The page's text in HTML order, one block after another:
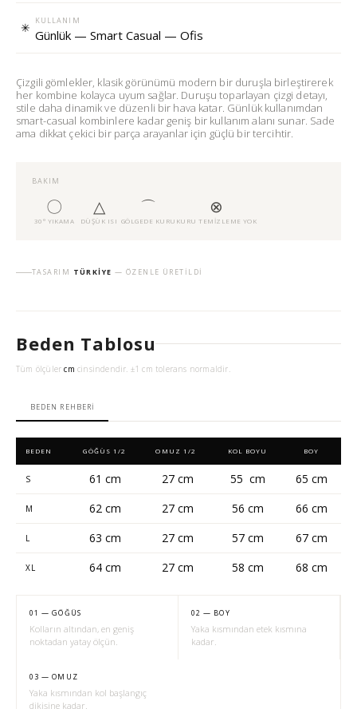
✳ KULLANIM
Günlük — Smart Casual — Ofis
Çizgili gömlekler, klasik görünümü modern bir duruşla birleştirerek
her kombine kolayca uyum sağlar. Duruşu toparlayan çizgi detayı,
stile daha dinamik ve düzenli bir hava katar. Günlük kullanımdan
smart-casual kombinlere kadar geniş bir kullanım alanı sunar. Sade
ama dikkat çekici bir parça arayanlar için güçlü bir tercihtir.
BAKIM
〇
30° YIKAMA
△
DÜŞÜK ISI
⌒
GÖLGEDE KURU
⊗
KURU TEMIZLEME YOK
TASARIM TÜRKIYE — ÖZENLE ÜRETILDI
Beden Tablosu
Tüm ölçülercm cinsindendir. ±1 cm tolerans normaldir.
BEDEN REHBERI
BEDEN GÖĞÜS 1/2 OMUZ 1/2 KOL BOYU BOY
S 61 cm 27 cm 55 cm 65 cm
M 62 cm 27 cm 56 cm 66 cm
L 63 cm 27 cm 57 cm 67 cm
XL 64 cm 27 cm 58 cm 68 cm
01 — GÖĞÜS
Kolların altından, en geniş
noktadan yatay ölçün.
02 — BOY
Yaka kısmından etek kısmına
kadar.
03 — OMUZ
Yaka kısmından kol başlangıç
dikişine kadar.